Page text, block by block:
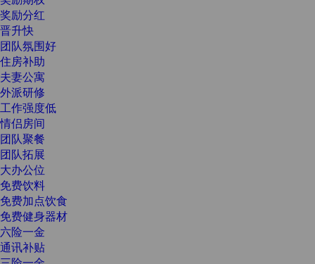
奖励分红
晋升快
团队氛围好
住房补助
夫妻公寓
外派研修
工作强度低
情侣房间
团队聚餐
团队拓展
大办公位
免费饮料
免费加点饮食
免费健身器材
六险一金
通讯补贴